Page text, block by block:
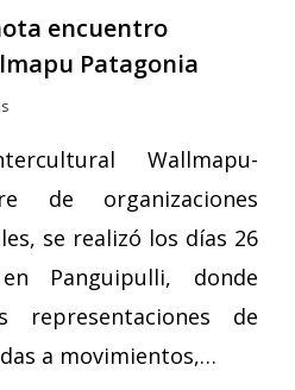
encuentro
Patagonia
Wallmapu-
de organizaciones
se realizó los días 26
Panguipulli, donde
representaciones de
a movimientos,…